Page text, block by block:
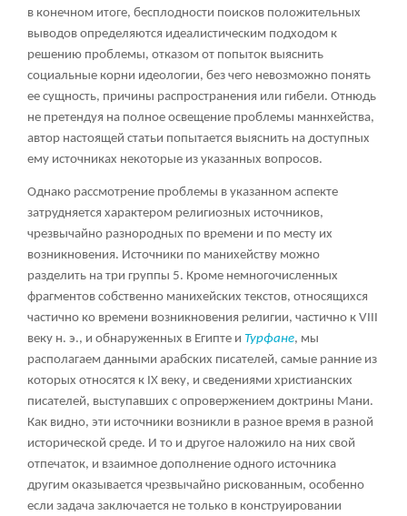
в конечном итоге, бесплодности поисков положительных
выводов определяются идеалистическим подходом к
решению проблемы, отказом от попыток выяснить
социальные корни идеологии, без чего невозможно понять
ее сущность, причины распространения или гибели. Отнюдь
не претендуя на полное освещение проблемы маннхейства,
автор настоящей статьи попытается выяснить на доступных
ему источниках некоторые из указанных вопросов.
Однако рассмотрение проблемы в указанном аспекте
затрудняется характером религиозных источников,
чрезвычайно разнородных по времени и по месту их
возникновения. Источники по манихейству можно
разделить на три группы 5. Кроме немногочисленных
фрагментов собственно манихейских текстов, относящихся
частично ко времени возникновения религии, частично к VIII
веку н. э., и обнаруженных в Египте и Турфане, мы
располагаем данными арабских писателей, самые ранние из
которых относятся к IX веку, и сведениями христианских
писателей, выступавших с опровержением доктрины Мани.
Как видно, эти источники возникли в разное время в разной
исторической среде. И то и другое наложило на них свой
отпечаток, и взаимное дополнение одного источника
другим оказывается чрезвычайно рискованным, особенно
если задача заключается не только в конструировании